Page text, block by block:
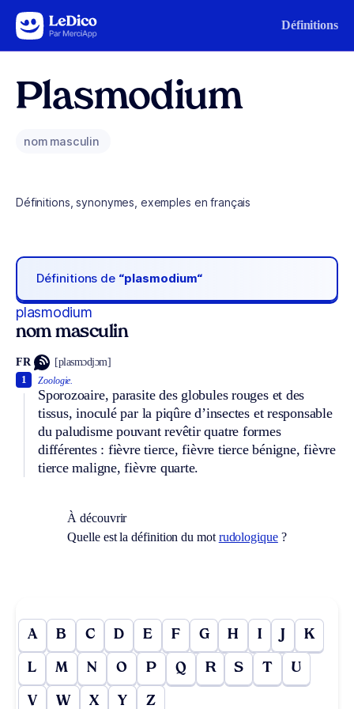
Aller au contenu Définitions
Plasmodium
nom masculin
Définitions, synonymes, exemples en français
Définitions de “plasmodium“
plasmodium
nom masculin
FR [plasmɔdjɔm]
Zoologie.
Sporozoaire, parasite des globules rouges et des
tissus, inoculé par la piqûre d’insectes et responsable
du paludisme pouvant revêtir quatre formes
différentes : fièvre tierce, fièvre tierce bénigne, fièvre
tierce maligne, fièvre quarte.
1
À découvrir
Quelle est la définition du mot rudologique?
A B C D E F G H I J K
L M N O P Q R S T U
V W X Y Z